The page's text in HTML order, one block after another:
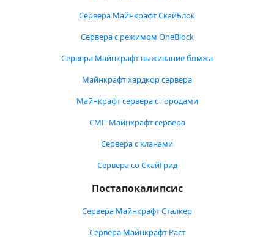
Сервера Майнкрафт СкайБлок
Сервера с режимом OneBlock
Сервера Майнкрафт выживание бомжа
Майнкрафт хардкор сервера
Майнкрафт сервера с городами
СМП Майнкрафт сервера
Сервера с кланами
Сервера со СкайГрид
Постапокалипсис
Сервера Майнкрафт Сталкер
Сервера Майнкрафт Раст